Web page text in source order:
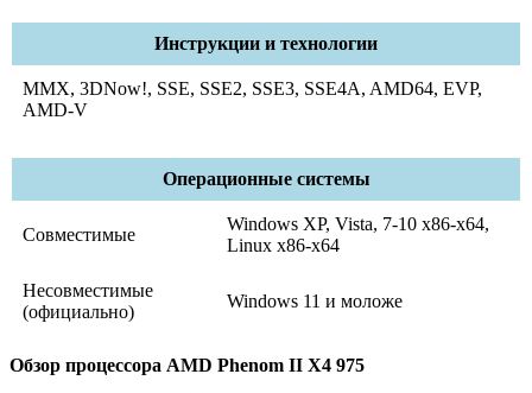
Инструкции и технологии
MMX, 3DNow!, SSE, SSE2, SSE3, SSE4A, AMD64, EVP,
AMD-V
Операционные системы
Совместимые
Windows XP, Vista, 7-10 x86-x64,
Linux x86-x64
Несовместимые
(официально)
Windows 11 и моложе
Обзор процессора AMD Phenom II X4 975